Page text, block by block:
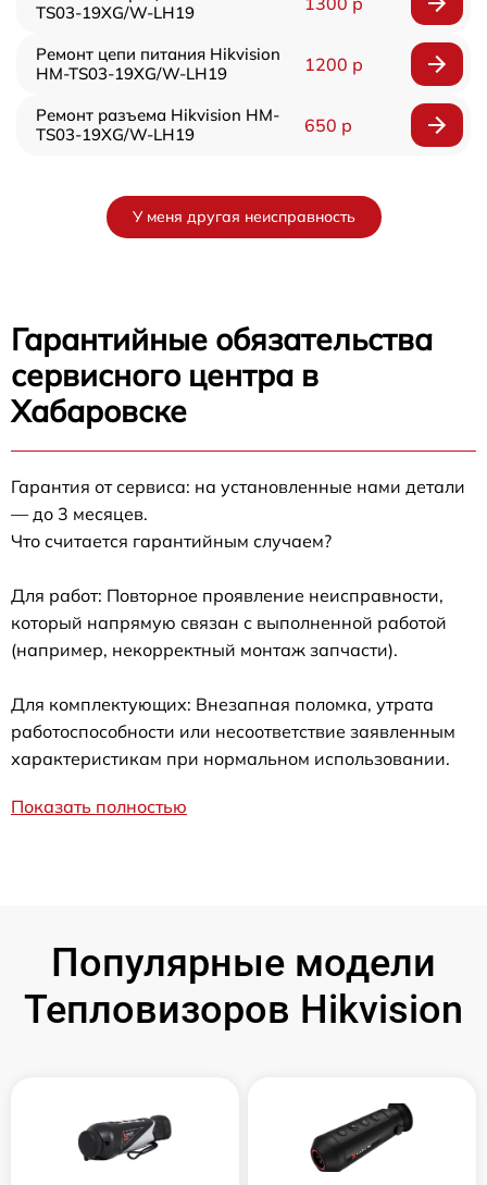
TS03-19XG/W-LH19
Ремонт цепи питания Hikvision
HM-TS03-19XG/W-LH19
1200 р
Ремонт разъема Hikvision HM-
TS03-19XG/W-LH19
650 р
У меня другая неисправность
Гарантийные обязательства
сервисного центра в
Хабаровске
Гарантия от сервиса: на установленные нами детали
— до 3 месяцев.
Что считается гарантийным случаем?
Для работ: Повторное проявление неисправности,
который напрямую связан с выполненной работой
(например, некорректный монтаж запчасти).
Для комплектующих: Внезапная поломка, утрата
работоспособности или несоответствие заявленным
характеристикам при нормальном использовании.
Показать полностью
Популярные модели
Тепловизоров Hikvision